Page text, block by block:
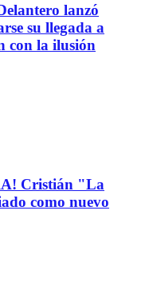
lanzó
su llegada a
con la ilusión
Cristián "La
como nuevo